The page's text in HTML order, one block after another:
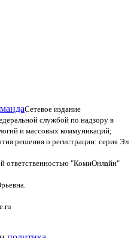
Сетевое издание
службой по надзору в
и массовых коммуникаций;
решения о регистрации: серия Эл
ответственностью "КомиОнлайн"